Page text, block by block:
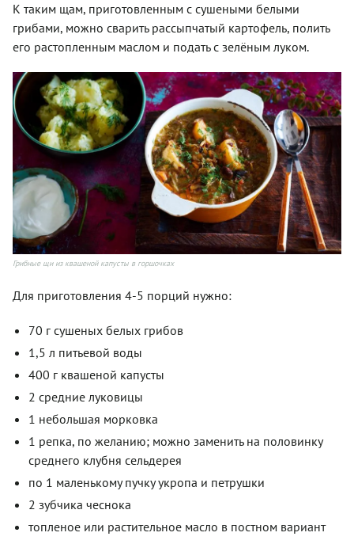
К таким щам, приготовленным с сушеными белыми
грибами, можно сварить рассыпчатый картофель, полить
его растопленным маслом и подать с зелёным луком.
Грибные щи из квашеной капусты в горшочках
Для приготовления 4-5 порций нужно:
70 г сушеных белых грибов
1,5 л питьевой воды
400 г квашеной капусты
2 средние луковицы
1 небольшая морковка
1 репка, по желанию; можно заменить на половинку
среднего клубня сельдерея
по 1 маленькому пучку укропа и петрушки
2 зубчика чеснока
топленое или растительное масло в постном вариант